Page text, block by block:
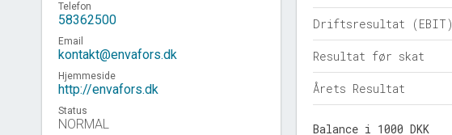
Telefon
58362500
Email
kontakt@envafors.dk
Hjemmeside
http://envafors.dk
Status
NORMAL
Driftsresultat (EBIT)
Resultat før skat
Årets Resultat
Balance i 1000 DKK